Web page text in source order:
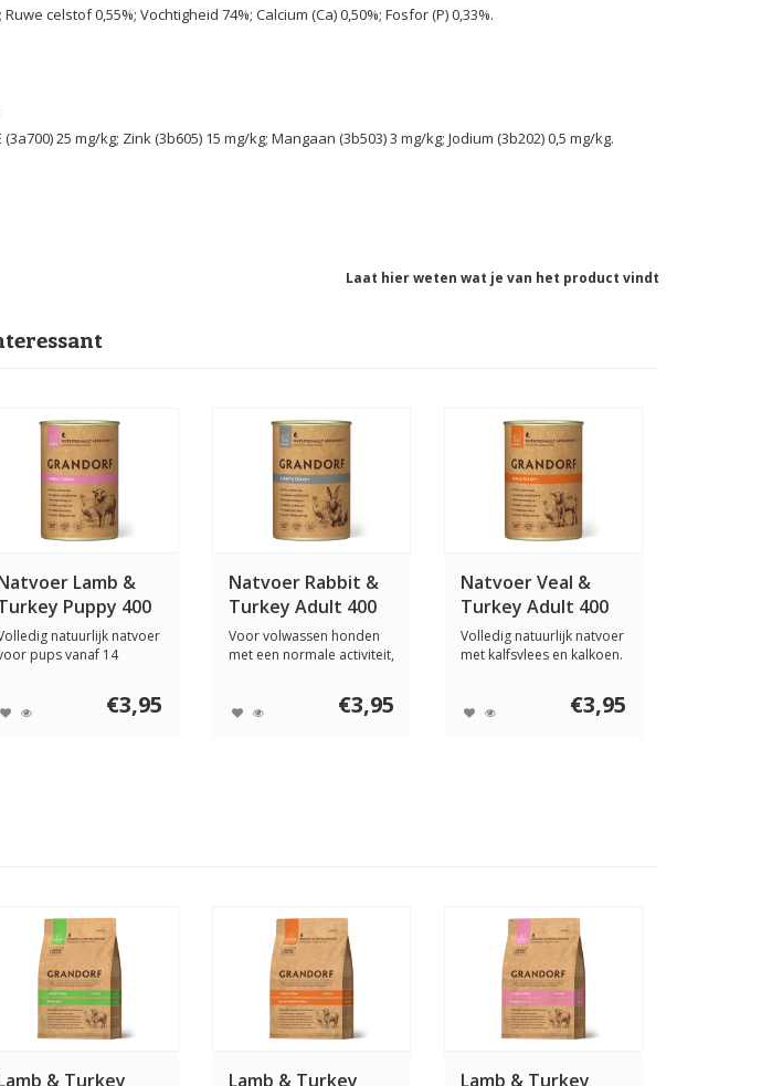
celstof 0,55%; Vochtigheid 74%; Calcium (Ca) 0,50%; Fosfor (P) 0,33%.
25 mg/kg; Zink (3b605) 15 mg/kg; Mangaan (3b503) 3 mg/kg; Jodium (3b202) 0,5 mg/kg.
Laat hier weten wat je van het product vindt
Lamb &
Puppy 400
natuurlijk natvoer
pups vanaf 14
€3,95
Natvoer Rabbit &
Turkey Adult 400
gram
Voor volwassen honden
met een normale activiteit,
€3,95
Natvoer Veal &
Turkey Adult 400
gram
Volledig natuurlijk natvoer
met kalfsvlees en kalkoen.
€3,95
& Turkey
Lamb & Turkey
Lamb & Turkey